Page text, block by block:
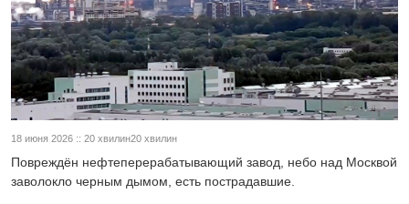
18 июня 2026 :: 20 хвилин20 хвилин
Повреждён нефтеперерабатывающий завод, небо над Москвой
заволокло черным дымом, есть пострадавшие.